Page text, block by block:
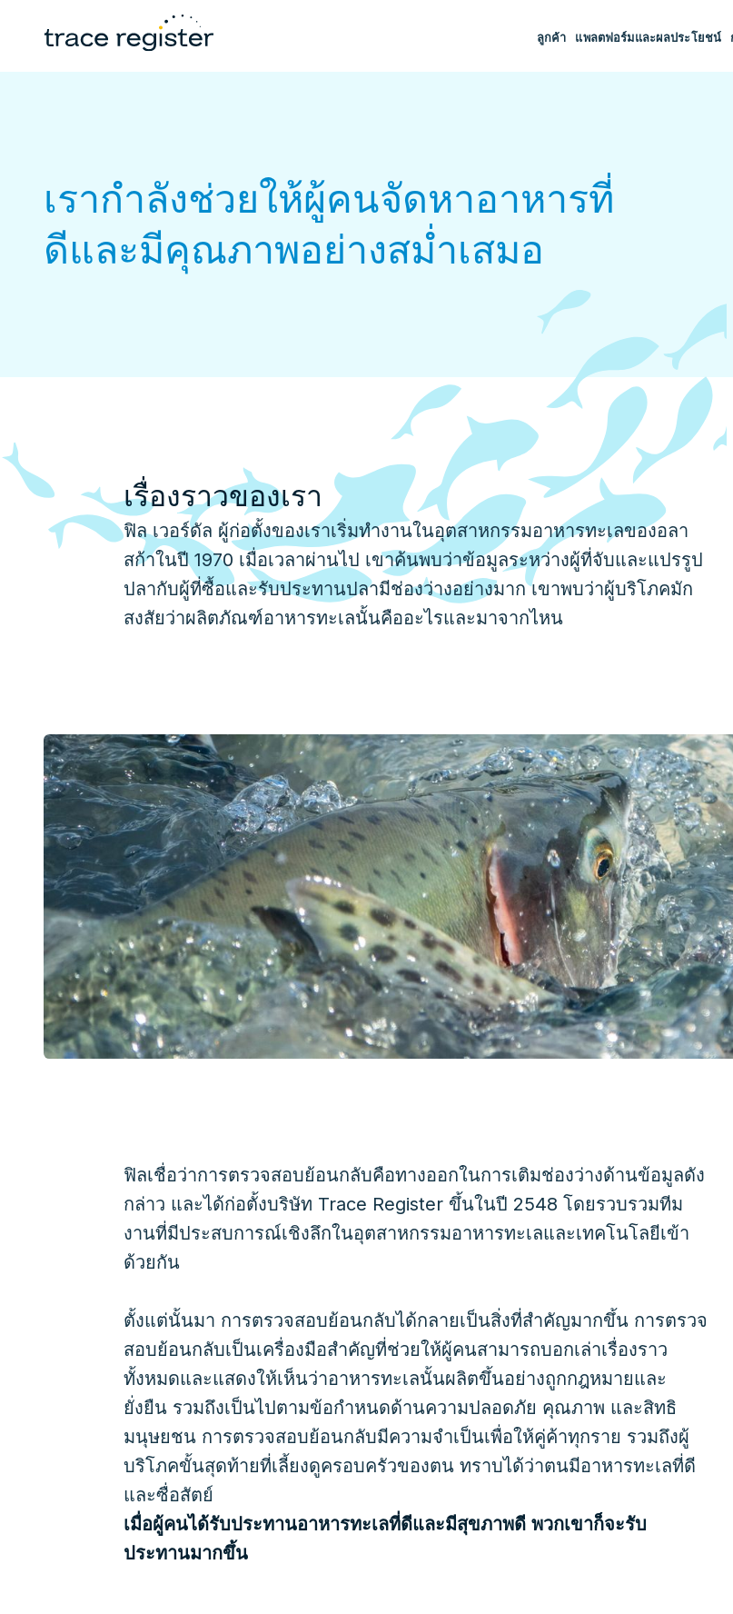
ลูกค้า แพลตฟอร์มและผลประโยชน์
เรากำลังช่วยให้ผู้คนจัดหาอาหารที่
ดีและมีคุณภาพอย่างสม่ำเสมอ
เรื่องราวของเรา
ฟิล เวอร์ดัล ผู้ก่อตั้งของเราเริ่มทำงานในอุตสาหกรรมอาหารทะเลของอลา
สก้าในปี 1970 เมื่อเวลาผ่านไป เขาค้นพบว่าข้อมูลระหว่างผู้ที่จับและแปรรูป
ปลากับผู้ที่ซื้อและรับประทานปลามีช่องว่างอย่างมาก เขาพบว่าผู้บริโภคมัก
สงสัยว่าผลิตภัณฑ์อาหารทะเลนั้นคืออะไรและมาจากไหน
ฟิลเชื่อว่าการตรวจสอบย้อนกลับคือทางออกในการเติมช่องว่างด้านข้อมูลดัง
กล่าว และได้ก่อตั้งบริษัท Trace Register ขึ้นในปี 2548 โดยรวบรวมทีม
งานที่มีประสบการณ์เชิงลึกในอุตสาหกรรมอาหารทะเลและเทคโนโลยีเข้า
ด้วยกัน
ตั้งแต่นั้นมา การตรวจสอบย้อนกลับได้กลายเป็นสิ่งที่สำคัญมากขึ้น การตรวจ
สอบย้อนกลับเป็นเครื่องมือสำคัญที่ช่วยให้ผู้คนสามารถบอกเล่าเรื่องราว
ทั้งหมดและแสดงให้เห็นว่าอาหารทะเลนั้นผลิตขึ้นอย่างถูกกฎหมายและ
ยั่งยืน รวมถึงเป็นไปตามข้อกำหนดด้านความปลอดภัย คุณภาพ และสิทธิ
มนุษยชน การตรวจสอบย้อนกลับมีความจำเป็นเพื่อให้คู่ค้าทุกราย รวมถึงผู้
บริโภคขั้นสุดท้ายที่เลี้ยงดูครอบครัวของตน ทราบได้ว่าตนมีอาหารทะเลที่ดี
และซื่อสัตย์
เมื่อผู้คนได้รับประทานอาหารทะเลที่ดีและมีสุขภาพดี พวกเขาก็จะรับ
ประทานมากขึ้น